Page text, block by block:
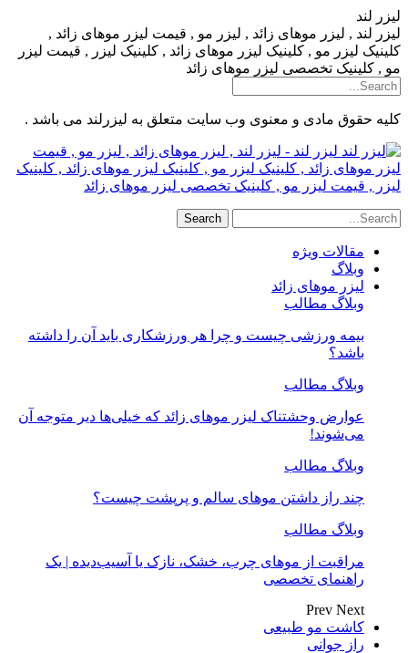
لیزر لند
لیزر لند , لیزر موهای زائد , لیزر مو , قیمت لیزر موهای زائد ,
کلینیک لیزر مو , کلینیک لیزر موهای زائد , کلینیک لیزر , قیمت لیزر
مو , کلینیک تخصصی لیزر موهای زائد
کلیه حقوق مادی و معنوی وب سایت متعلق به لیزرلند می باشد .
لیزر لند - لیزر لند , لیزر موهای زائد , لیزر مو , قیمت
لیزر موهای زائد , کلینیک لیزر مو , کلینیک لیزر موهای زائد , کلینیک
لیزر , قیمت لیزر مو , کلینیک تخصصی لیزر موهای زائد
مقالات ویژه
وبلاگ
لیزر موهای زائد
وبلاگ مطالب
بیمه ورزشی چیست و چرا هر ورزشکاری باید آن را داشته
باشد؟
وبلاگ مطالب
عوارض وحشتناک لیزر موهای زائد که خیلی‌ها دیر متوجه آن
می‌شوند!
وبلاگ مطالب
چند راز داشتن موهای سالم و پرپشت چیست؟
وبلاگ مطالب
مراقبت از موهای چرب، خشک، نازک یا آسیب‌دیده | یک
راهنمای تخصصی
Prev Next
کاشت مو طبیعی
راز جوانی